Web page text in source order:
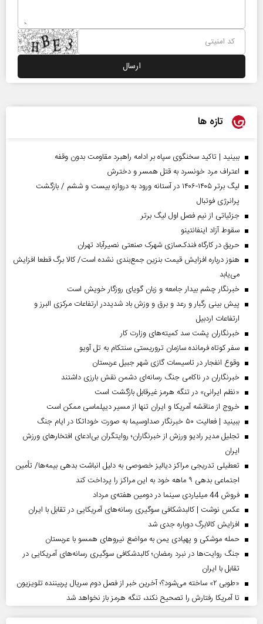
تازه ها
ببینید | تاکید سخنگوی سپاه بر ادامه راهبرد مقاومت بدون وقفه
اعتراف مرد خونسرد به قتل همسر و دخترش
لیگ برتر ۱۴۰۵-۱۴۰۶ در آستانه ورود به دروازه بیست و ششم / بازگشت
پرانرژی فوتبال
جزئیاتی از نیم فصل اول لیگ برتر
سقوط آزاد اینفانتینو
حریق در کارگاه فندک‌سازی شهرک صنعتی نصیرآباد تهران
هنوز درباره افزایش قیمت بنزین جمع‌بندی نشده است/ کالا برگ قطعا افزایش
می‌یابد
خبرنگار چشم بیدار جامعه و زبان گویای روزگار خویش است
پیش بینی رگبار و رعد و برق و وزش باد شدیددر ارتفاعات مرکزی البرز و
ارتفاعات اردبیل
خبرنگاران پشت سد کمیته‌های وزارت کار
سفر کوتاه فرمانده سازمان تروریستی سنتکام به تل آویو
وقوع انفجار در تاسیسات گازی شهر جبیل عربستان
خبرنگاران در ناکامی جنگ رسانه‌ای دشمن نقش بارزی داشتند
«نظم ایرانی» در تنگه هرمز غیرقابل بازگشت است
خروج از مناقشه آمریکا و ایران تنها از مسیر دیپلماسی ممکن است
ببینید | فعالیت ۵۰ خبرنگار صداوسیما به صورت خوداتکا در ایام جنگ
تجلیل مدیر رادیو ورزش از خبرنگاران؛ روایتگران بی‌ادعای افتخارهای ورزش
ایران
تعطیلی تدریجی مراکز دیالیز خصوصی به دلیل انباشت بدهی بیمه‌ها/ تأمین
اجتماعی بدهی ۹ ماهه خود به این مراکز را پرداخت کند
فروش 44 میلیاردی سینما در دومین هفته‌ی مرداد
عکس نوشت | کالبدشکافی سوگیری رسانه‌های آمریکایی در تقابل با ایران
افزایش کالابرگ دوباره جدی شد
حمله موشکی و پهپادی یمن به مواضع نیروهای همسو با عربستان
جنگ روایت‌ها در نبرد رمضان؛ کالبدشکافی سوگیری رسانه‌های آمریکایی در
تقابل با ایران
«طوبی ۲» ساخته می‌شود؟؛ آخرین خبر از فصل دوم سریال پربیننده تلویزیون
تا آمریکا رفتارش را تصحیح نکند، تنگه هرمز باز نخواهد شد